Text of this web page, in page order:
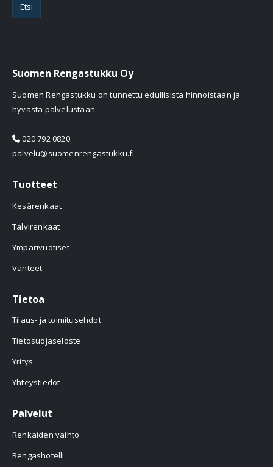
Etsi
Suomen Rengastukku Oy
Suomen Rengastukku on tunnettu edullisista hinnoistaan ja
hyvästä palvelustaan.
020 792 0820
palvelu@suomenrengastukku.fi
Tuotteet
Kesärenkaat
Talvirenkaat
Ympärivuotiset
Vanteet
Tietoa
Tilaus- ja toimitusehdot
Tietosuojaseloste
Yritys
Yhteystiedot
Palvelut
Renkaiden vaihto
Rengashotelli